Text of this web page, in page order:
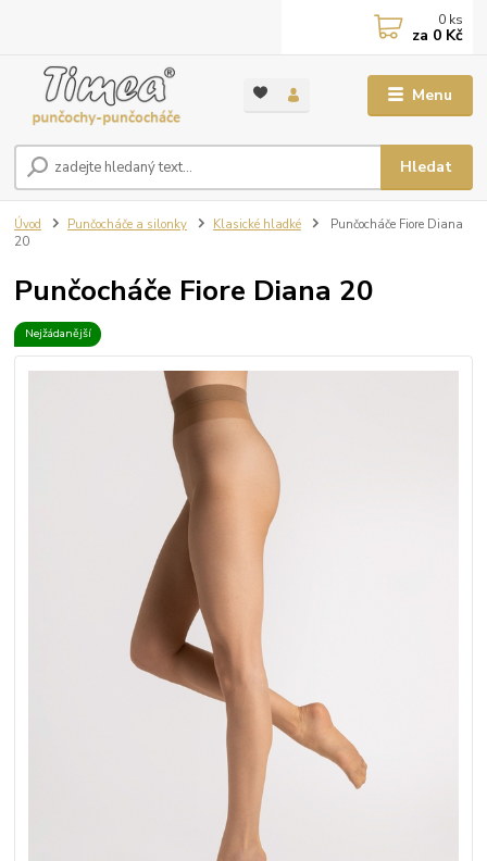
Menu
Hledat
0 ks
za 0 Kč
Úvod Punčocháče a silonky Klasické hladké
Punčocháče Fiore Diana
20
Punčocháče Fiore Diana 20
Nejžádanější